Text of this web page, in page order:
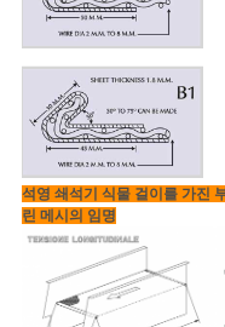
석영 쇄석기 식물 걸이를 가진
린 메시의 임명